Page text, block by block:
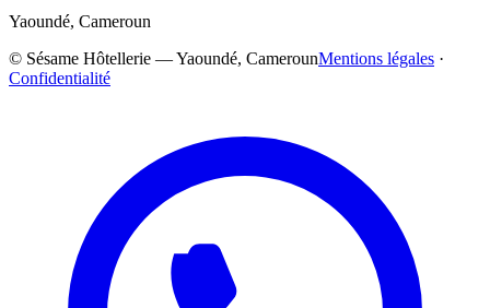
Yaoundé, Cameroun
© Sésame Hôtellerie — Yaoundé, CamerounMentions légales ·
Confidentialité